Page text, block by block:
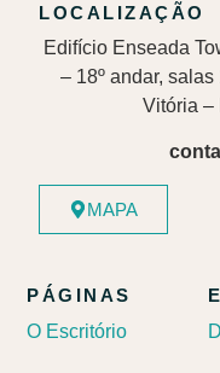
PÁGINAS
O Escritório
LOCALIZAÇÃO
Edifício Enseada
– 18º andar,
Vitória –
MAPA